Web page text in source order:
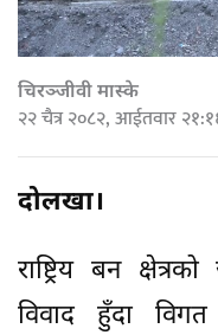
चिरञ्जीवी मास्के
२२ चैत्र २०८२, आईतवार
दोलखा।
राष्ट्रिय बन
विवाद हुँदा